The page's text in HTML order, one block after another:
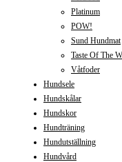
Platinum
POW!
Sund Hundmat
Taste Of The
Våtfoder
Hundsele
Hundskålar
Hundskor
Hundträning
Hundutställning
Hundvård